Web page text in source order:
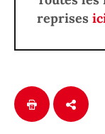
reprises